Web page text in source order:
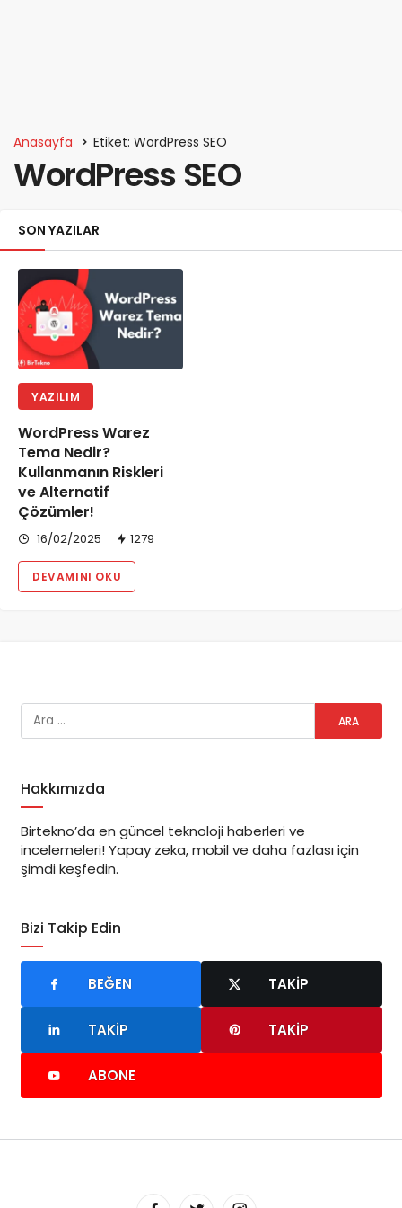
Anasayfa Etiket: WordPress SEO
WordPress SEO
SON YAZILAR
YAZILIM
WordPress Warez
Tema Nedir?
Kullanmanın Riskleri
ve Alternatif
Çözümler!
16/02/2025 1279
DEVAMINI OKU
Hakkımızda
Birtekno’da en güncel teknoloji haberleri ve
incelemeleri! Yapay zeka, mobil ve daha fazlası için
şimdi keşfedin.
Bizi Takip Edin
BEĞEN TAKIP
TAKIP TAKIP
ABONE